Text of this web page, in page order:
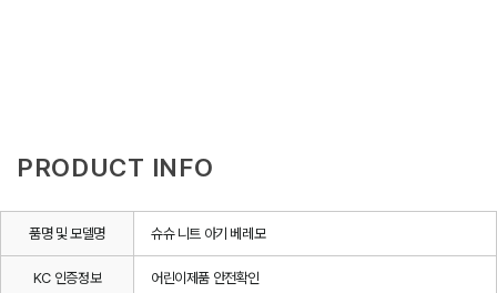
PRODUCT INFO
품명 및 모델명 슈슈 니트 아기 베레모
KC 인증정보 어린이제품 안전확인